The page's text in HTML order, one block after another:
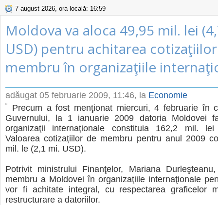
7 august 2026, ora locală: 16:59
Moldova va aloca 49,95 mil. lei
USD) pentru achitarea
membru în organizaţiile
adăugat 05 februarie 2009, 11:46, la Economie
Precum a fost menţionat miercuri, 4 februarie în
Guvernului, la 1 ianuarie 2009 datoria Moldovei
organizaţii internaţionale constituia 162,2 mil.
Valoarea cotizaţiilor de membru pentru anul 2009
mil. le (2,1 mi. USD).
Potrivit ministrului Finanţelor, Mariana
membru a Moldovei în organizaţiile internaţionale
vor fi achitate integral, cu respectarea graficelor
restructurare a datoriilor.